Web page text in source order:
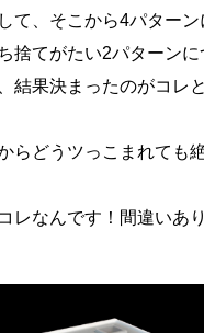
て、そこから4パターン
捨てがたい2パターン
結果決まったのがコレ
らどうツっこまれても
レなんです！間違いあ